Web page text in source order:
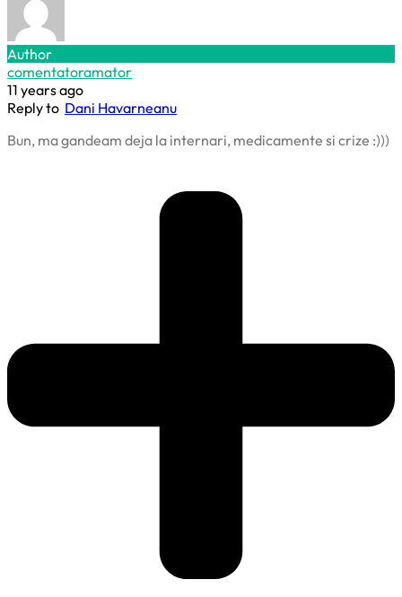
Author
comentatoramator
11 years ago
Reply to Dani Havarneanu
Bun, ma gandeam deja la internari, medicamente si crize :)))